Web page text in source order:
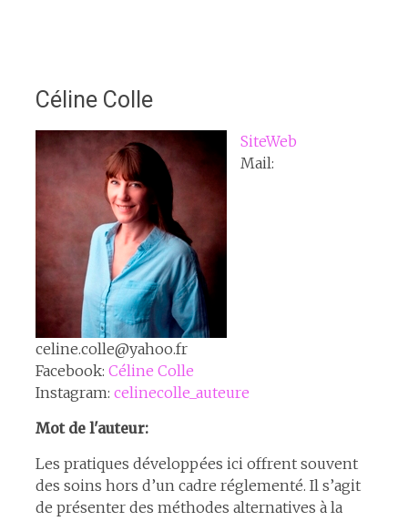
Céline Colle
SiteWeb
Mail:
celine.colle@yahoo.fr
Facebook: Céline Colle
Instagram: celinecolle_auteure
Mot de l'auteur:
Les pratiques développées ici offrent souvent
des soins hors d’un cadre réglementé. Il s’agit
de présenter des méthodes alternatives à la